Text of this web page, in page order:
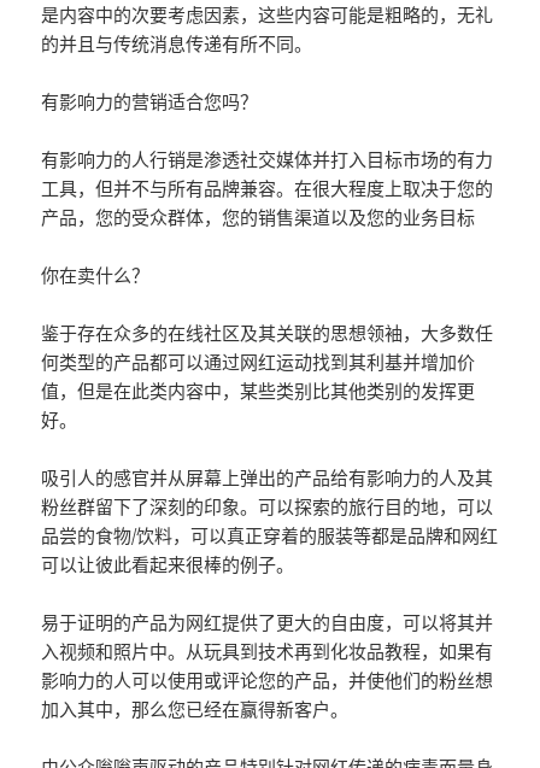
是内容中的次要考虑因素，这些内容可能是粗略的，无礼
的并且与传统消息传递有所不同。
有影响力的营销适合您吗？
有影响力的人行销是渗透社交媒体并打入目标市场的有力
工具，但并不与所有品牌兼容。在很大程度上取决于您的
产品，您的受众群体，您的销售渠道以及您的业务目标
你在卖什么？
鉴于存在众多的在线社区及其关联的思想领袖，大多数任
何类型的产品都可以通过网红运动找到其利基并增加价
值，但是在此类内容中，某些类别比其他类别的发挥更
好。
吸引人的感官并从屏幕上弹出的产品给有影响力的人及其
粉丝群留下了深刻的印象。可以探索的旅行目的地，可以
品尝的食物/饮料，可以真正穿着的服装等都是品牌和网红
可以让彼此看起来很棒的例子。
易于证明的产品为网红提供了更大的自由度，可以将其并
入视频和照片中。从玩具到技术再到化妆品教程，如果有
影响力的人可以使用或评论您的产品，并使他们的粉丝想
加入其中，那么您已经在赢得新客户。